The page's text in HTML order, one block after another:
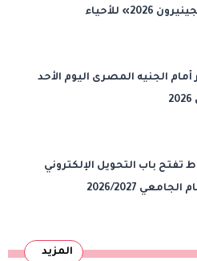
معرض «ريجينيرون 2026» للأحياء
أمام الجنيه المصرى اليوم الأحد
تفتح باب التحويل الإلكتروني
2026/2027
المزيد